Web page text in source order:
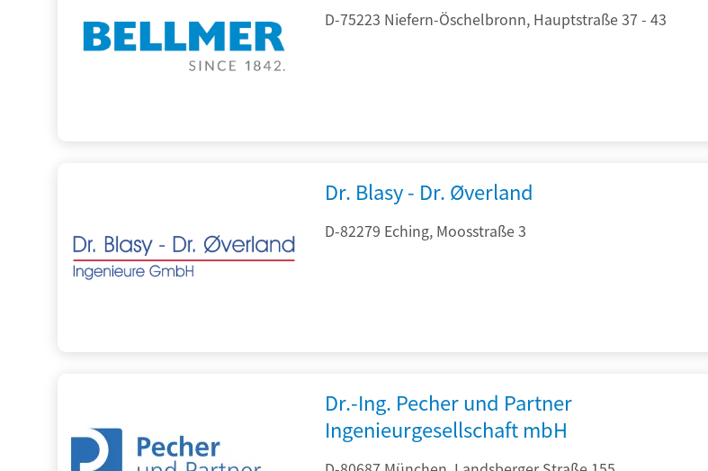
D-75223 Niefern-Öschelbronn, Hauptstraße 37 - 43
Dr. Blasy - Dr. Øverland
D-82279 Eching, Moosstraße 3
Dr.-Ing. Pecher und Partner
Ingenieurgesellschaft mbH